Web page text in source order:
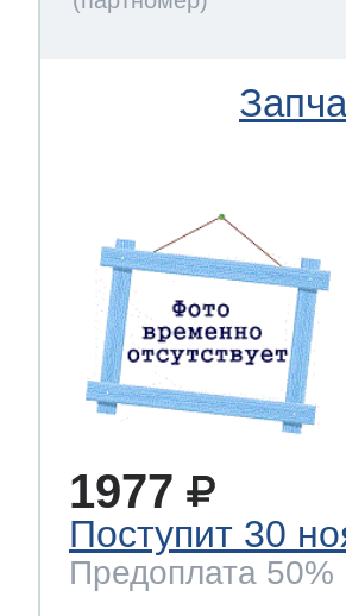
1977
Поступит 30
Предоплата 50%